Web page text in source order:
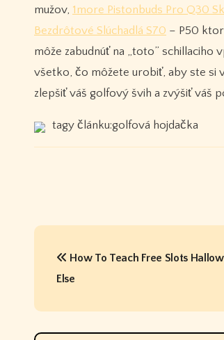
mužov, 1more Pistonbuds Pro Q30
Bezdrôtové Slúchadlá S70 – P50
môže zabudnúť na „toto” schillaciho
všetko, čo môžete urobiť, aby ste si
zlepšiť váš golfový švih a zvýšiť váš
tagy článku:golfová hojdačka
P
t
How To Teach Free Slots
Else